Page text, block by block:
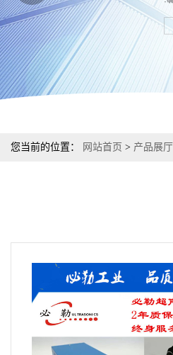
您当前的位置： 网站首页 > 产品展厅